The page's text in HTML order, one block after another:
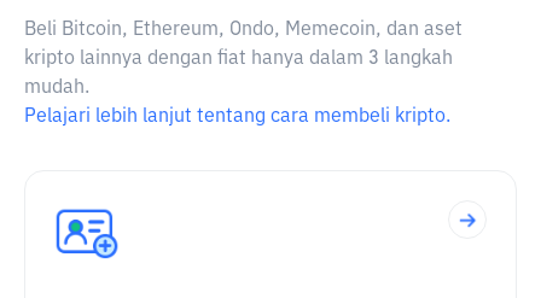
Beli Bitcoin, Ethereum, Ondo, Memecoin, dan aset
kripto lainnya dengan fiat hanya dalam 3 langkah
mudah.
Pelajari lebih lanjut tentang cara membeli kripto.